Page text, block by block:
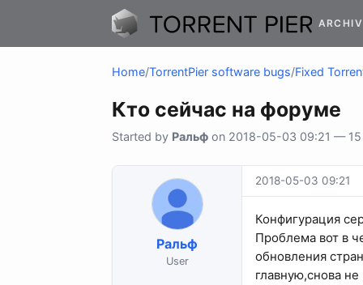
Home/TorrentPier software bugs/Fixed
Кто сейчас на форуме
Started by Ральф on 2018-05-03 09:21 — 15
Ральф
User
2018-05-03 09:21
Конфигурация
Проблема вот в
обновления
главную,снова